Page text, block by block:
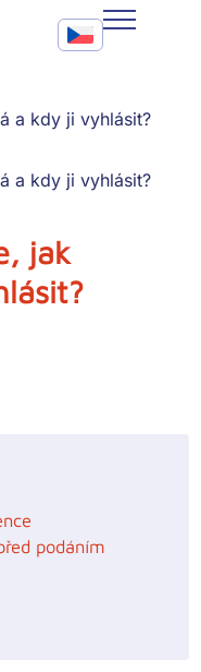
ji vyhlásit? [Průvodce
Call To Action
a kdy ji vyhlásit?
jak
podáním